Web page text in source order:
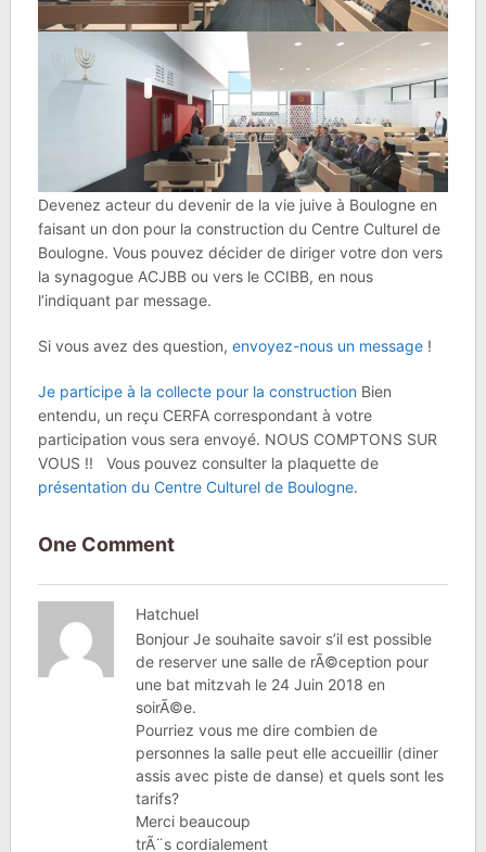
Devenez acteur du devenir de la vie juive à Boulogne en
faisant un don pour la construction du Centre Culturel de
Boulogne. Vous pouvez décider de diriger votre don vers
la synagogue ACJBB ou vers le CCIBB, en nous
l’indiquant par message.
Si vous avez des question, envoyez-nous un message!
Je participe à la collecte pour la constructionBien
entendu, un reçu CERFA correspondant à votre
participation vous sera envoyé. NOUS COMPTONS SUR
VOUS !! Vous pouvez consulter la plaquette de
présentation du Centre Culturel de Boulogne.
One Comment
Hatchuel
Bonjour Je souhaite savoir s’il est possible
de reserver une salle de rÃ©ception pour
une bat mitzvah le 24 Juin 2018 en
soirÃ©e.
Pourriez vous me dire combien de
personnes la salle peut elle accueillir (diner
assis avec piste de danse) et quels sont les
tarifs?
Merci beaucoup
trÃ¨s cordialement